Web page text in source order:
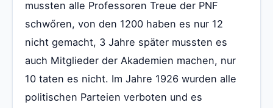
mussten alle Professoren Treue der PNF
schwőren, von den 1200 haben es nur 12
nicht gemacht, 3 Jahre später mussten es
auch Mitglieder der Akademien machen, nur
10 taten es nicht. Im Jahre 1926 wurden alle
politischen Parteien verboten und es